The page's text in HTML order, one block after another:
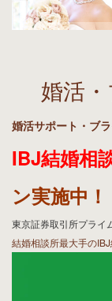
婚活
婚活サポート・ブラ